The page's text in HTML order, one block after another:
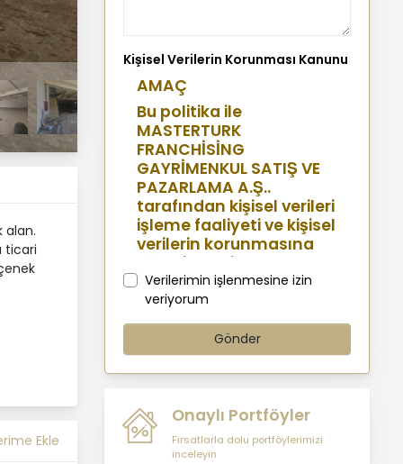
alan.
ticari
Ekle
Kişisel Verilerin Korunması Kanunu
AMAÇ
Bu politika ile
MASTERTURK
FRANCHİSİNG
GAYRİMENKUL SATIŞ VE
PAZARLAMA A.Ş..
tarafından kişisel verileri
işleme faaliyeti ve kişisel
verilerin korunmasına
yönelik benimsenen
sistemler konusunda
açıklamalarda
bulunmak, bu
kapsamda iş
ortaklarımız, mevcut ve
aday çalışanlarımız,
müşterilerimiz, şirket
hissedarlarımız,
ziyaretçilerimiz ve
Verilerimin işlenmesine izin
veriyorum
Gönder
Onaylı Portföyler
Fırsatlarla dolu portföylerimizi
inceleyin